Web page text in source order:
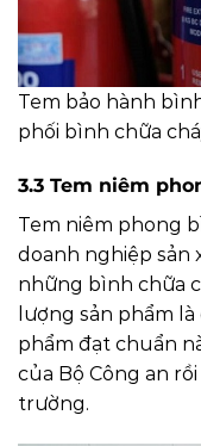
Tem bảo hành
phối bình chữa
3.3 Tem niêm
Tem niêm phong
doanh nghiệp sản
những bình chữa
lượng sản phẩm
phẩm đạt chuẩn
của Bộ Công an
trường.